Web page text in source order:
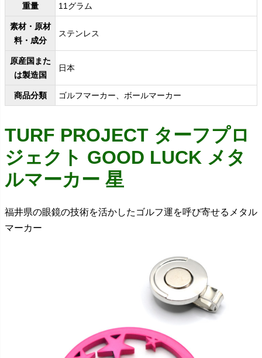
重量 11グラム
素材・原材
料・成分
ステンレス
原産国また
は製造国
日本
商品分類 ゴルフマーカー、ボールマーカー
TURF PROJECT ターフプロ
ジェクト GOOD LUCK メタ
ルマーカー 星
福井県の眼鏡の技術を活かしたゴルフ運を呼び寄せるメタル
マーカー